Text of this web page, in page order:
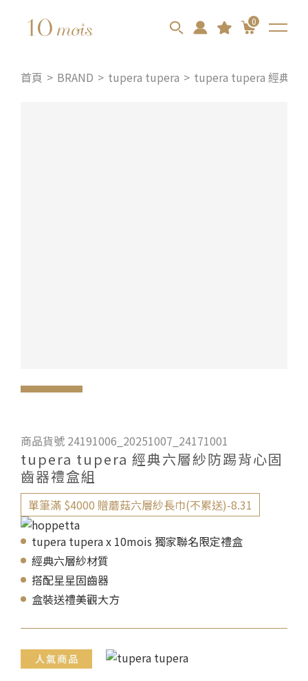
0
首頁 BRAND tupera tupera tupera tupera 經典六
商品貨號 24191006_20251007_24171001
tupera tupera 經典六層紗防踢背心固
齒器禮盒組
單筆滿 $4000 贈蘑菇六層紗長巾(不累送)-8.31
tupera tupera x 10mois 獨家聯名限定禮盒
經典六層紗材質
搭配星星固齒器
盒裝送禮美觀大方